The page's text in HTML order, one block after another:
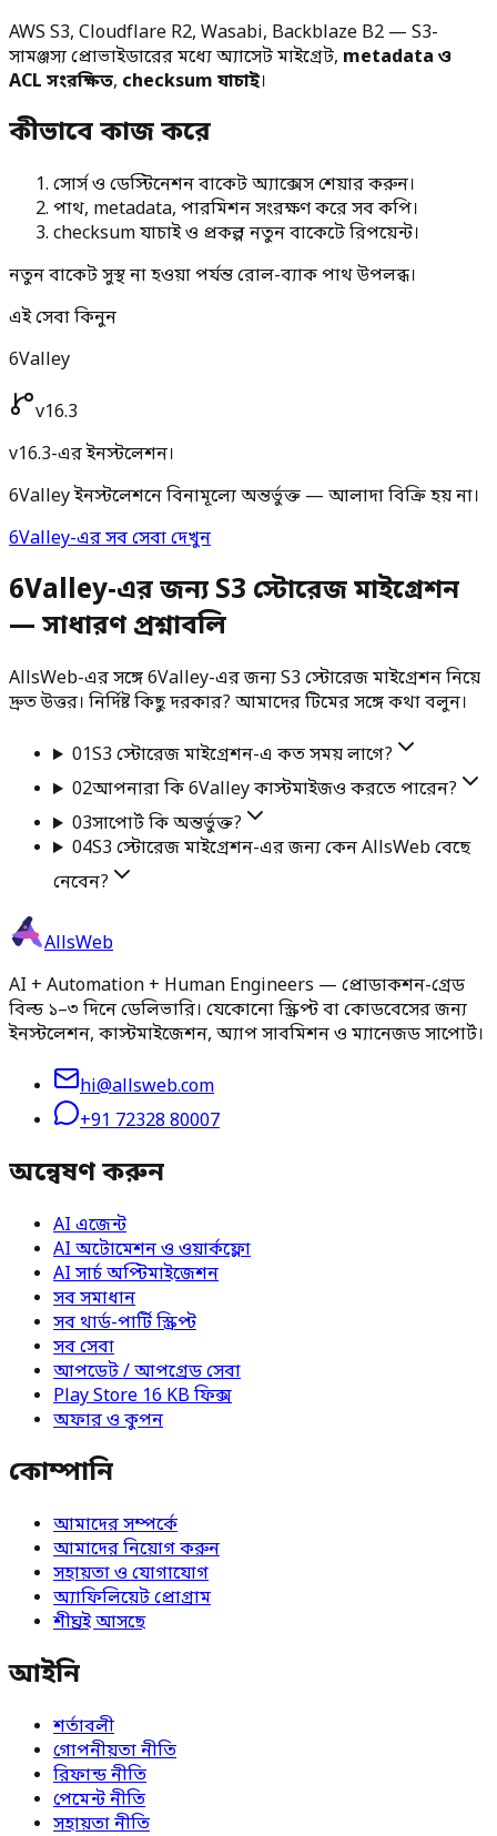
AWS S3, Cloudflare R2, Wasabi, Backblaze B2 — S3-
সামঞ্জস্য প্রোভাইডারের মধ্যে অ্যাসেট মাইগ্রেট, metadata ও
ACL সংরক্ষিত, checksum যাচাই।
কীভাবে কাজ করে
সোর্স ও ডেস্টিনেশন বাকেট অ্যাক্সেস শেয়ার করুন।
পাথ, metadata, পারমিশন সংরক্ষণ করে সব কপি।
checksum যাচাই ও প্রকল্প নতুন বাকেটে রিপয়েন্ট।
নতুন বাকেট সুস্থ না হওয়া পর্যন্ত রোল-ব্যাক পাথ উপলব্ধ।
এই সেবা কিনুন
6Valley
v16.3
v16.3-এর ইনস্টলেশন।
6Valley ইনস্টলেশনে বিনামূল্যে অন্তর্ভুক্ত — আলাদা বিক্রি হয় না।
6Valley-এর সব সেবা দেখুন
6Valley-এর জন্য S3 স্টোরেজ মাইগ্রেশন
— সাধারণ প্রশ্নাবলি
AllsWeb-এর সঙ্গে 6Valley-এর জন্য S3 স্টোরেজ মাইগ্রেশন নিয়ে
দ্রুত উত্তর। নির্দিষ্ট কিছু দরকার? আমাদের টিমের সঙ্গে কথা বলুন।
01S3 স্টোরেজ মাইগ্রেশন-এ কত সময় লাগে?
02আপনারা কি 6Valley কাস্টমাইজও করতে পারেন?
03সাপোর্ট কি অন্তর্ভুক্ত?
04S3 স্টোরেজ মাইগ্রেশন-এর জন্য কেন AllsWeb বেছে
নেবেন?
AllsWeb
AI + Automation + Human Engineers — প্রোডাকশন-গ্রেড
বিল্ড ১–৩ দিনে ডেলিভারি। যেকোনো স্ক্রিপ্ট বা কোডবেসের জন্য
ইনস্টলেশন, কাস্টমাইজেশন, অ্যাপ সাবমিশন ও ম্যানেজড সাপোর্ট।
hi@allsweb.com
+91 72328 80007
অন্বেষণ করুন
AI এজেন্ট
AI অটোমেশন ও ওয়ার্কফ্লো
AI সার্চ অপ্টিমাইজেশন
সব সমাধান
সব থার্ড-পার্টি স্ক্রিপ্ট
সব সেবা
আপডেট / আপগ্রেড সেবা
Play Store 16 KB ফিক্স
অফার ও কুপন
কোম্পানি
আমাদের সম্পর্কে
আমাদের নিয়োগ করুন
সহায়তা ও যোগাযোগ
অ্যাফিলিয়েট প্রোগ্রাম
শীঘ্রই আসছে
আইনি
শর্তাবলী
গোপনীয়তা নীতি
রিফান্ড নীতি
পেমেন্ট নীতি
সহায়তা নীতি